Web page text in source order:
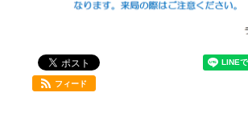
フィード